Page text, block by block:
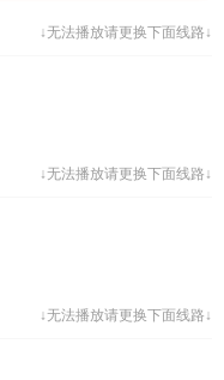
↓无法播放请更换下面线路↓
↓无法播放请更换下面线路↓
↓无法播放请更换下面线路↓